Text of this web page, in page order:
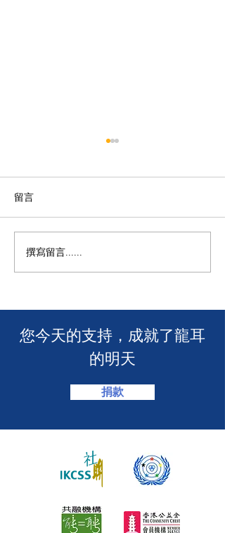
年度慈善自助午餐&晚餐
2025 - 一起創造改變！🎉
留言
撰寫留言......
​您今天的支持，成就了龍耳
的明天
捐款